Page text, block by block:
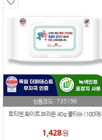
상품코드 : 735196
로티엔 화이트 브라운 40g 물티슈 (100매)
1,428원